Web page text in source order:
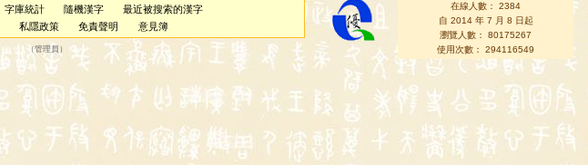
字庫統計 隨機漢字
最近被搜索的漢字
私隱政策 免責聲明 意見簿
（管理員 ）
在線人數： 2384
自 2014 年 7 月 8 日起
瀏覽人數： 80175267
使用次數： 294116549